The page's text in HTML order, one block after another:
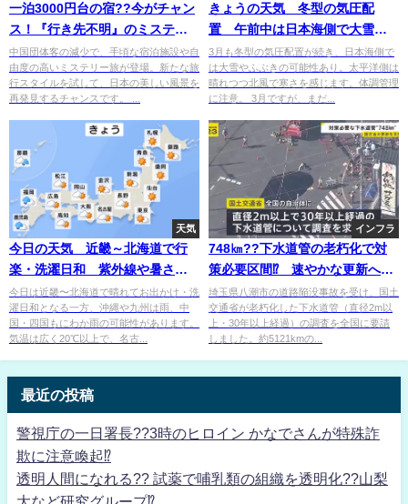
一泊3000円台の宿??今がチャン
ス！『行き先不明』のミステリ
ーツアーもアリ〼??
中国団体客の減少で、手頃な宿泊施設や自
由度の高いミステリー旅が登場。新たな旅
行スタイルを試して、日本の美しい風景を
再発見するチャンスです。 ...
きょうの天気 冬型の気圧配
置 午前中は日本海側で大雪
晴れる太平洋側もヒンヤリ
3月も冬型の気圧配置が続き、日本海側で
は大雪やふぶきの可能性あり。太平洋側は
晴れつつ北風で寒さを感じます。体調管理
に注意。 3月ですが、まだ...
天気
今日の天気 近畿～北海道で行
楽・洗濯日和 紫外線や暑さ対
策は忘れずに
今日は近畿〜北海道で晴れてお出かけ・洗
濯日和となる一方、沖縄や九州は雨、中
国・四国もにわか雨の可能性があります。
気温は広く20℃以上で、名古...
インフラ
748㎞??下水道管の老朽化で対
策必要区間⁉ 速やかな更新へ国
土交通省が支援へ！
埼玉県八潮市の道路陥没事故を受け、国土
交通省が老朽化した下水道管（直径2m以
上・30年以上経過）の調査を全国に要請
しました。約5121kmの...
最近の投稿
警視庁の一日署長??3時のヒロイン かなでさんが特殊詐
欺に注意喚起⁉
透明人間になれる?? 試薬で哺乳類の組織を透明化??山梨
大など研究グループ⁉